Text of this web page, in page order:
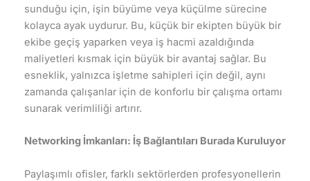
sunduğu için, işin büyüme veya küçülme sürecine
kolayca ayak uydurur. Bu, küçük bir ekipten büyük bir
ekibe geçiş yaparken veya iş hacmi azaldığında
maliyetleri kısmak için büyük bir avantaj sağlar. Bu
esneklik, yalnızca işletme sahipleri için değil, aynı
zamanda çalışanlar için de konforlu bir çalışma ortamı
sunarak verimliliği artırır.
Networking İmkanları: İş Bağlantıları Burada Kuruluyor
Paylaşımlı ofisler, farklı sektörlerden profesyonellerin